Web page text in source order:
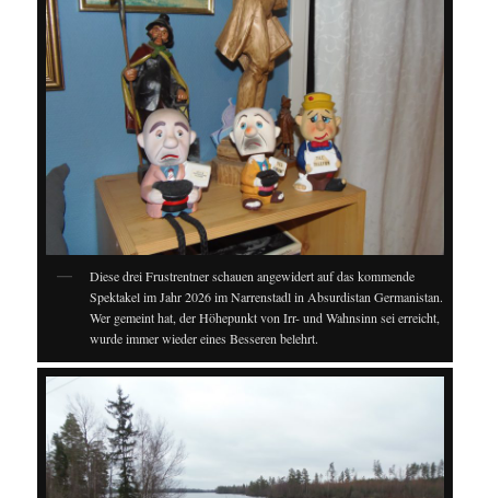
Diese drei Frustrentner schauen angewidert auf das kommende
Spektakel im Jahr 2026 im Narrenstadl in Absurdistan Germanistan.
Wer gemeint hat, der Höhepunkt von Irr- und Wahnsinn sei erreicht,
wurde immer wieder eines Besseren belehrt.